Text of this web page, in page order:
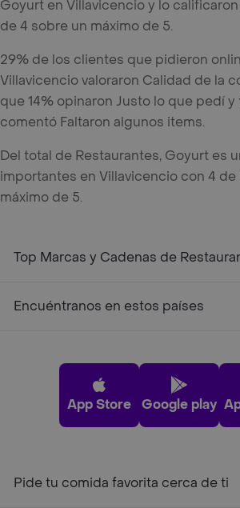
Goyurt en Villavicencio y lo
de 4 sobre un máximo de 5.
29% de los clientes que pidieron
Villavicencio valoraron Calidad de la
que 14% opinaron Justo lo que pedí y
comentó Faltaron algunos items.
Del total de Restaurantes, Goyurt es
importantes en Villavicencio con 4
máximo de 5.
Top Marcas y Cadenas de
Encuéntranos en estos países
App Store Google play
Pide tu comida favorita cerca de ti